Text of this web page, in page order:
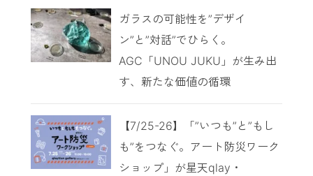
ガラスの可能性を”デザイ
ン”と”対話”でひらく。
AGC「UNOU JUKU」が生み出
す、新たな価値の循環
【7/25-26】「”いつも”と”もし
も”をつなぐ。アート防災ワーク
ショップ」が星天qlay・